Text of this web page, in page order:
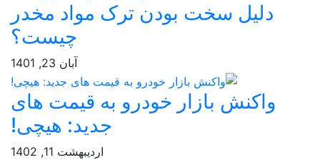
دلیل سخت بودن ترک مواد مخدر
چیست؟
واکنش بازار خودرو به قیمت های
جدید: هیچی!
اردیبهشت 11, 1402